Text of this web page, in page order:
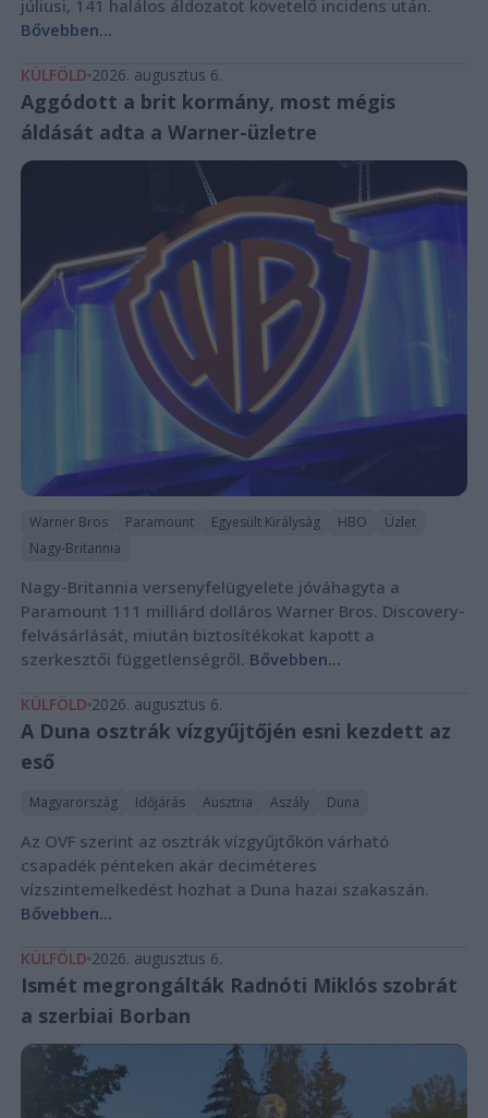
júliusi, 141 halálos áldozatot követelő incidens után.
Bővebben...
KÜLFÖLD 2026. augusztus 6.
Aggódott a brit kormány, most mégis
áldását adta a Warner-üzletre
Warner Bros Paramount Egyesült Királyság HBO
Üzlet
Nagy-Britannia
Nagy-Britannia versenyfelügyelete jóváhagyta a
Paramount 111 milliárd dolláros Warner Bros. Discovery-
felvásárlását, miután biztosítékokat kapott a
szerkesztői függetlenségről. Bővebben...
KÜLFÖLD 2026. augusztus 6.
A Duna osztrák vízgyűjtőjén esni kezdett az
eső
Magyarország Időjárás Ausztria Aszály Duna
Az OVF szerint az osztrák vízgyűjtőkön várható
csapadék pénteken akár deciméteres
vízszintemelkedést hozhat a Duna hazai szakaszán.
Bővebben...
KÜLFÖLD 2026. augusztus 6.
Ismét megrongálták Radnóti Miklós szobrát
a szerbiai Borban